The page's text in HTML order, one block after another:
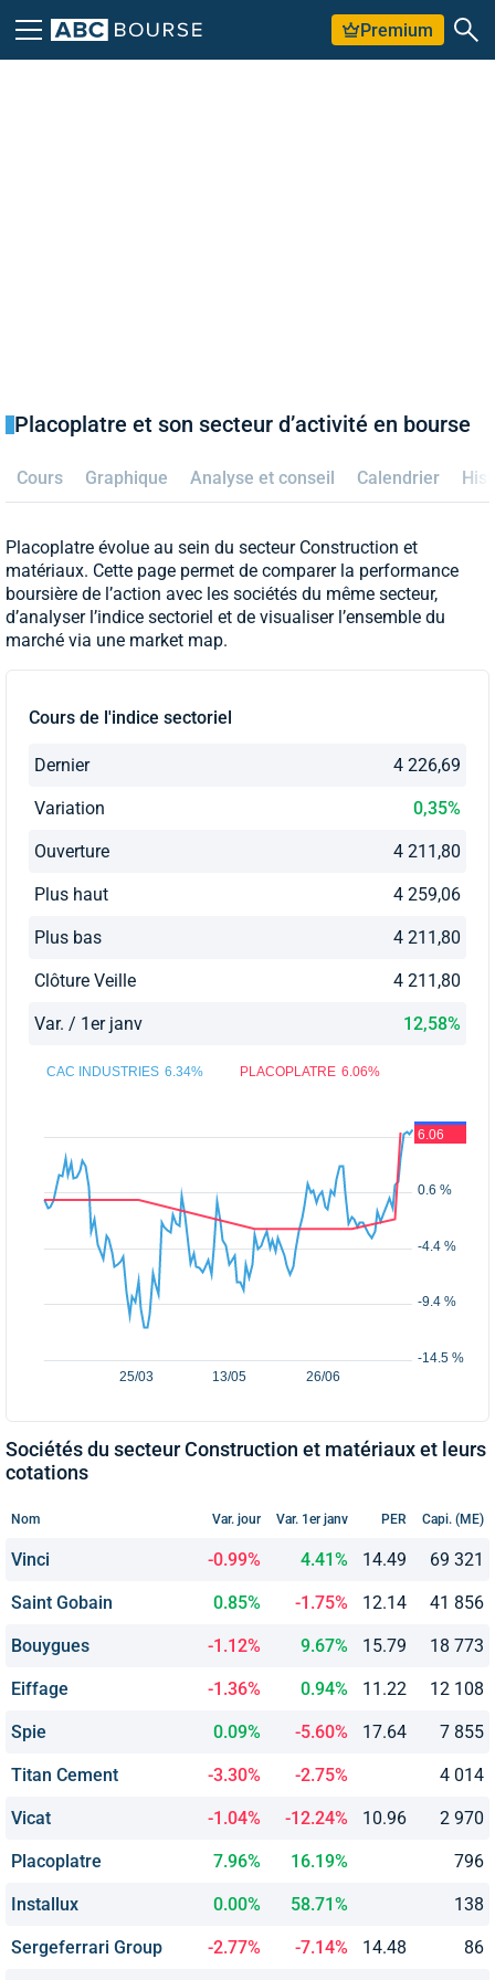
Premium
Placoplatre et son secteur d’activité en bourse
Cours Graphique Analyse et conseil Calendrier
Placoplatre évolue au sein du secteur Construction et
matériaux. Cette page permet de comparer la performance
boursière de l’action avec les sociétés du même secteur,
d’analyser l’indice sectoriel et de visualiser l’ensemble du
marché via une market map.
Cours de l'indice sectoriel
Dernier 4 226,69
Variation 0,35%
Ouverture 4 211,80
Plus haut 4 259,06
Plus bas 4 211,80
Clôture Veille 4 211,80
Var. / 1er janv 12,58%
CAC INDUSTRIES 6.34% PLACOPLATRE 6.06%
Sociétés du secteur Construction et matériaux et leurs
cotations
Nom Var. jour Var. 1er janv PER Capi. (ME)
Vinci -0.99% 4.41% 14.49 69 321
Saint Gobain 0.85% -1.75% 12.14 41 856
Bouygues -1.12% 9.67% 15.79 18 773
Eiffage -1.36% 0.94% 11.22 12 108
Spie 0.09% -5.60% 17.64 7 855
Titan Cement -3.30% -2.75% 4 014
Vicat -1.04% -12.24% 10.96 2 970
Placoplatre 7.96% 16.19% 796
Installux 0.00% 58.71% 138
Sergeferrari Group -2.77% -7.14% 14.48 86